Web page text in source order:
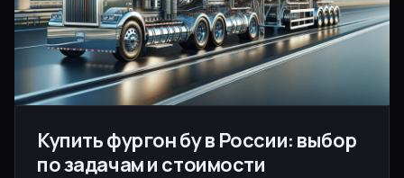
Купить фургон бу в России: выбор
по задачам и стоимости